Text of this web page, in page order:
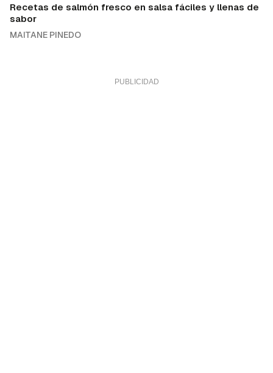
Recetas de salmón fresco en salsa fáciles y llenas de
sabor
MAITANE PINEDO